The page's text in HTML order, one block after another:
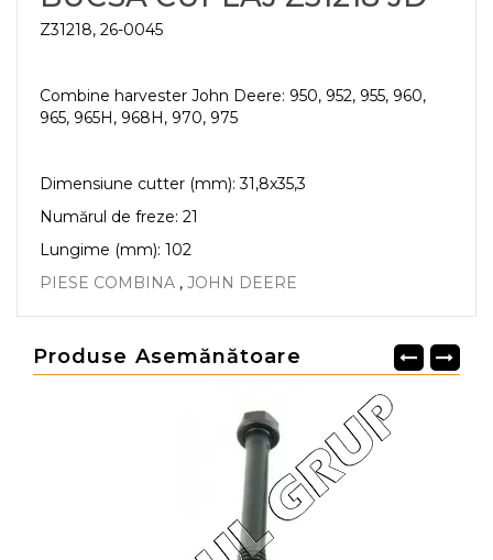
Z31218, 26-0045
Combine harvester John Deere: 950, 952, 955, 960,
965, 965H, 968H, 970, 975
Dimensiune cutter (mm): 31,8x35,3
Numărul de freze: 21
Lungime (mm): 102
PIESE COMBINA , JOHN DEERE
Produse Asemănătoare